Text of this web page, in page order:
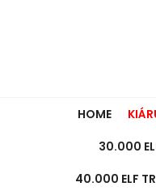
HOME
30.000
40.000 ELF